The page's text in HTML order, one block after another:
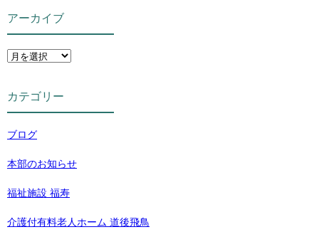
アーカイブ
カテゴリー
ブログ
本部のお知らせ
福祉施設 福寿
介護付有料老人ホーム 道後飛鳥